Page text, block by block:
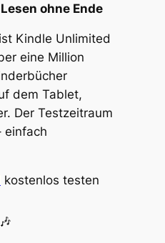
ohne Ende
Kindle Unlimited
eine Million
dem Tablet,
Der Testzeitraum
einfach
kostenlos testen
🎶